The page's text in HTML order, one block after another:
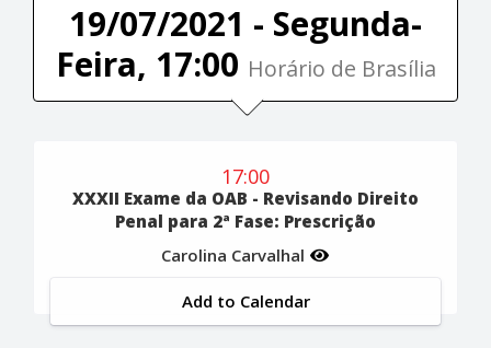
19/07/2021 - Segunda-
Feira, 17:00 Horário de Brasília
17:00
XXXII Exame da OAB - Revisando Direito
Penal para 2ª Fase: Prescrição
Carolina Carvalhal
Add to Calendar